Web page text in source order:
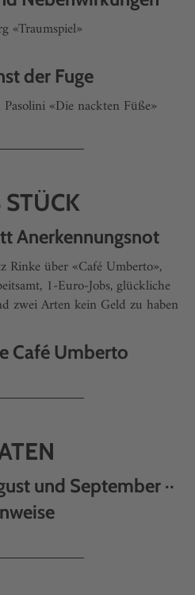
«Traumspiel»
der Fuge
«Die nackten Füße»
STÜCK
Anerkennungsnot
über «Café Umberto»,
1-Euro-Jobs, glückliche
zwei Arten kein Geld zu haben
Café Umberto
und September ··